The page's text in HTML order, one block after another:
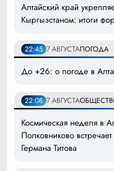
Алтайский край
Кыргызстаном: итоги
22:45 7 АВГУСТАПОГОДА
До +26: о погоде в
22:08 7 АВГУСТА
Космическая неделя в
Полковниково
Германа Титова